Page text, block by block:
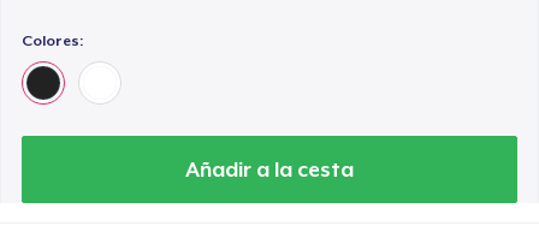
Colores:
Añadir a la cesta